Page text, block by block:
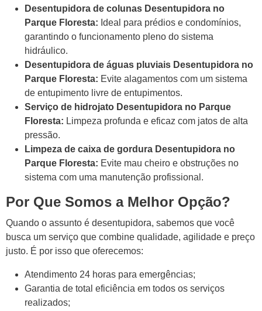
Desentupidora de colunas Desentupidora no
Parque Floresta: Ideal para prédios e condomínios,
garantindo o funcionamento pleno do sistema
hidráulico.
Desentupidora de águas pluviais Desentupidora no
Parque Floresta: Evite alagamentos com um sistema
de entupimento livre de entupimentos.
Serviço de hidrojato Desentupidora no Parque
Floresta: Limpeza profunda e eficaz com jatos de alta
pressão.
Limpeza de caixa de gordura Desentupidora no
Parque Floresta: Evite mau cheiro e obstruções no
sistema com uma manutenção profissional.
Por Que Somos a Melhor Opção?
Quando o assunto é desentupidora, sabemos que você
busca um serviço que combine qualidade, agilidade e preço
justo. É por isso que oferecemos:
Atendimento 24 horas para emergências;
Garantia de total eficiência em todos os serviços
realizados;